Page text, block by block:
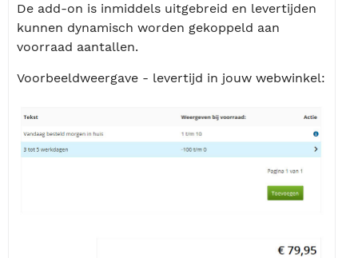
De add-on is inmiddels uitgebreid en levertijden
kunnen dynamisch worden gekoppeld aan
voorraad aantallen.
Voorbeeldweergave - levertijd in jouw webwinkel: